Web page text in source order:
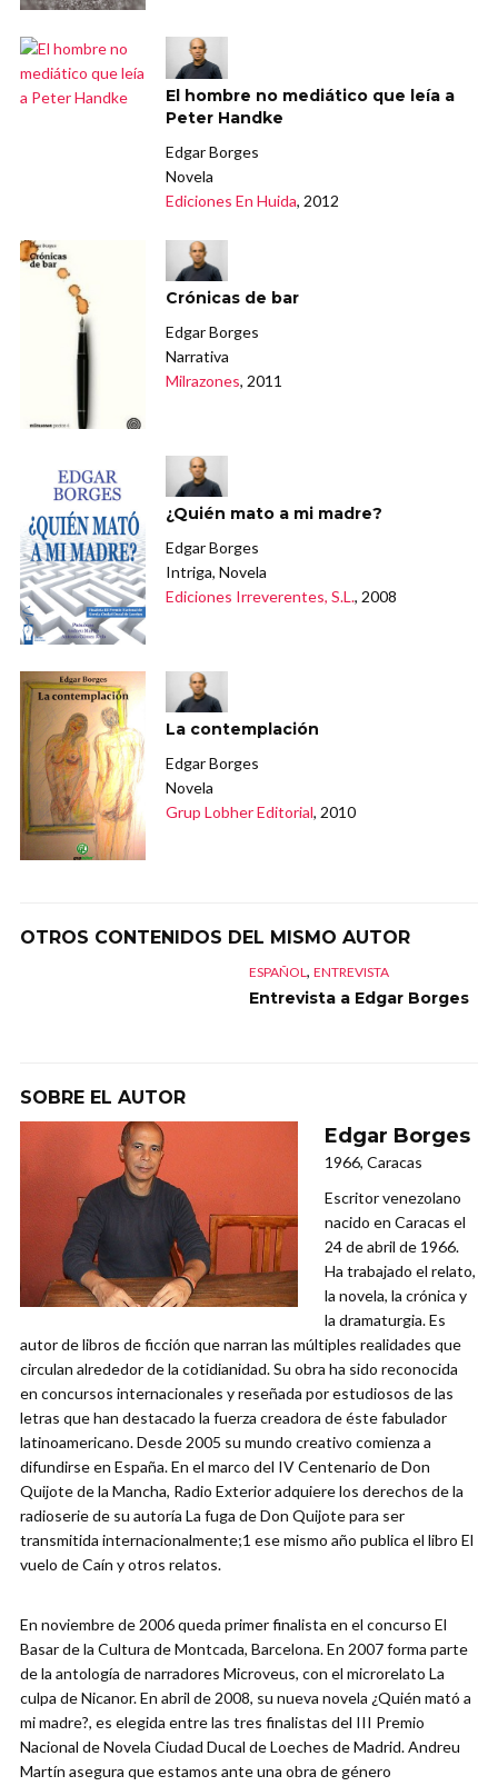
El hombre no mediático que leía a
Peter Handke
Edgar Borges
Novela
Ediciones En Huida, 2012
Crónicas de bar
Edgar Borges
Narrativa
Milrazones, 2011
¿Quién mato a mi madre?
Edgar Borges
Intriga, Novela
Ediciones Irreverentes, S.L., 2008
La contemplación
Edgar Borges
Novela
Grup Lobher Editorial, 2010
OTROS CONTENIDOS DEL MISMO AUTOR
ESPAÑOL, ENTREVISTA
Entrevista a Edgar Borges
SOBRE EL AUTOR
Edgar Borges
1966, Caracas
Escritor venezolano
nacido en Caracas el
24 de abril de 1966.
Ha trabajado el relato,
la novela, la crónica y
la dramaturgia. Es
autor de libros de ficción que narran las múltiples realidades que
circulan alrededor de la cotidianidad. Su obra ha sido reconocida
en concursos internacionales y reseñada por estudiosos de las
letras que han destacado la fuerza creadora de éste fabulador
latinoamericano. Desde 2005 su mundo creativo comienza a
difundirse en España. En el marco del IV Centenario de Don
Quijote de la Mancha, Radio Exterior adquiere los derechos de la
radioserie de su autoría La fuga de Don Quijote para ser
transmitida internacionalmente;1 ese mismo año publica el libro El
vuelo de Caín y otros relatos.
En noviembre de 2006 queda primer finalista en el concurso El
Basar de la Cultura de Montcada, Barcelona. En 2007 forma parte
de la antología de narradores Microveus, con el microrelato La
culpa de Nicanor. En abril de 2008, su nueva novela ¿Quién mató a
mi madre?, es elegida entre las tres finalistas del III Premio
Nacional de Novela Ciudad Ducal de Loeches de Madrid. Andreu
Martín asegura que estamos ante una obra de género